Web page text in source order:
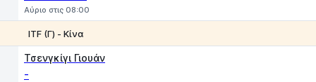
Αύριο στις 08:00
ITF (Γ) - Κίνα
Τσενγκίγι Γιουάν
-